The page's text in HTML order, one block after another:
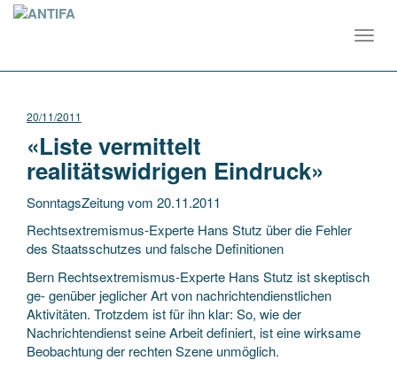
20/11/2011
«Liste vermittelt
realitätswidrigen Eindruck»
SonntagsZeitung vom 20.11.2011
Rechtsextremismus-Experte Hans Stutz über die Fehler
des Staatsschutzes und falsche Definitionen
Bern Rechtsextremismus-Experte Hans Stutz ist skeptisch
ge- genüber jeglicher Art von nachrichtendienstlichen
Aktivitäten. Trotzdem ist für ihn klar: So, wie der
Nachrichtendienst seine Arbeit definiert, ist eine wirksame
Beobachtung der rechten Szene unmöglich.